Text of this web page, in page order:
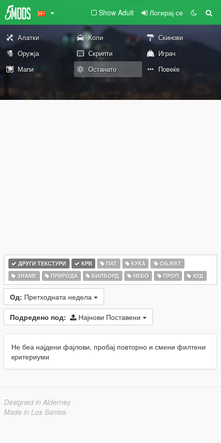
Show Adult Логирај се
Алатки Коли
Скинови
Оружја
Скрипти
Играч
Мапи
Останато Повеќе
ДРУГИ ТЕКСТУРИ КРВ ПАТ КУЌА
ОБЈЕКТ
ЗНАМЕ
ПРИРОДА БИЛБОРД НЕБО ПРОП ХУД
Од: Претходната недела
Подредено под: Најнови Поставени
Не беа најдени фајлови, пробај повторно и смени филтени
критериуми
Designed in Alderney
Made in Los Santos